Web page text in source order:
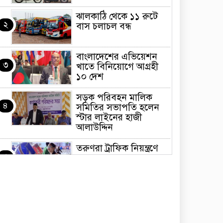
২
ঝালকাঠি থেকে ১১ রুটে
বাস চলাচল বন্ধ
৩
বাংলাদেশের এভিয়েশন
খাতে বিনিয়োগে আগ্রহী
১০ দেশ
৪
সড়ক পরিবহন মালিক
সমিতির সভাপতি হলেন
স্টার লাইনের হাজী
আলাউদ্দিন
৫
তরুণরা ট্রাফিক নিয়ন্ত্রণে
নামুক আবার